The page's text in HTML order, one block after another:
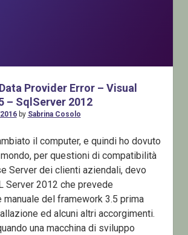
Provider Error – Visual
– SqlServer 2012
by Sabrina Cosolo
il computer, e quindi ho dovuto
per questioni di compatibilità
Server dei clienti aziendali, devo
Server 2012 che prevede
manuale del framework 3.5 prima
ed alcuni altri accorgimenti.
una macchina di sviluppo